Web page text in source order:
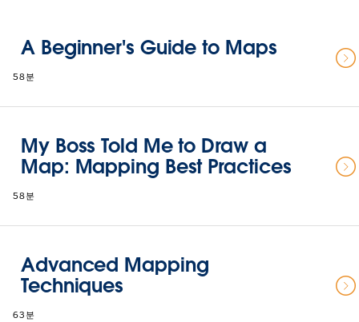
A Beginner's Guide to Maps
58분
My Boss Told Me to Draw a
Map: Mapping Best Practices
58분
Advanced Mapping
Techniques
63분